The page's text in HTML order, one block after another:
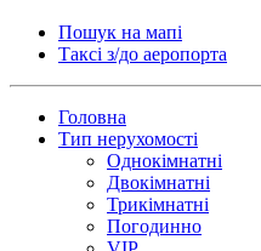
Пошук на мапі
Таксi з/до аеропорта
Головна
Тип нерухомості
Однокімнатні
Двокімнатні
Трикімнатні
Погодинно